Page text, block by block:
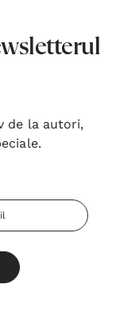
de la autori,